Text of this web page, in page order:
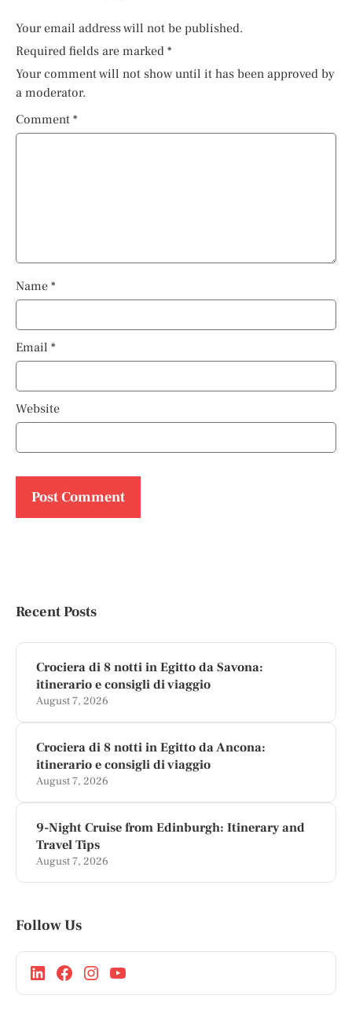
Your email address will not be published.
Required fields are marked *
Your comment will not show until it has been approved by
a moderator.
Comment *
Name *
Email *
Website
Recent Posts
Crociera di 8 notti in Egitto da Savona:
itinerario e consigli di viaggio
August 7, 2026
Crociera di 8 notti in Egitto da Ancona:
itinerario e consigli di viaggio
August 7, 2026
9-Night Cruise from Edinburgh: Itinerary and
Travel Tips
August 7, 2026
Follow Us